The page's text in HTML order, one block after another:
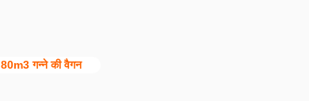
80m3 गन्ने की वैगन